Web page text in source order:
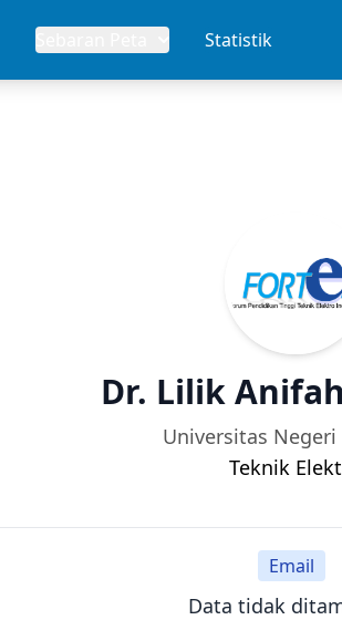
Statistik
Dr. Lilik Anifah
Universitas Negeri
Teknik
Email
Data tidak